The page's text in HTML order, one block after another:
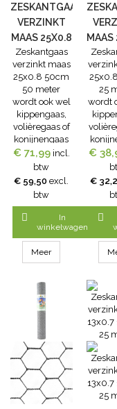
ZESKANTGAAS
VERZINKT
MAAS 25X0.8
50CM 50
METER
Zeskantgaas
verzinkt maas
25x0.8 50cm
50 meter
wordt ook wel
kippengaas,
volièregaas of
konijnengaas
genoemd.
Zeskantgaas
verzinkt is
vuurverzinkt
na het
vlechten.Hierdoor
wordt een
optimale
roestbescherming
verkregen.Zinkkwaliteit:
maas: 25 mm
draaddikte:
0,8 mm
Hoogte: 50 cm
lengte: 50 m •
Dit vlechtwerk
heeft ter
versteviging
dubbele...
€ 71,99 incl.
btw
€ 59,50 excl.
btw

In
winkelwagen
Meer
MAAS
25
wordt
maas:
lengte:
Dit
€
€
